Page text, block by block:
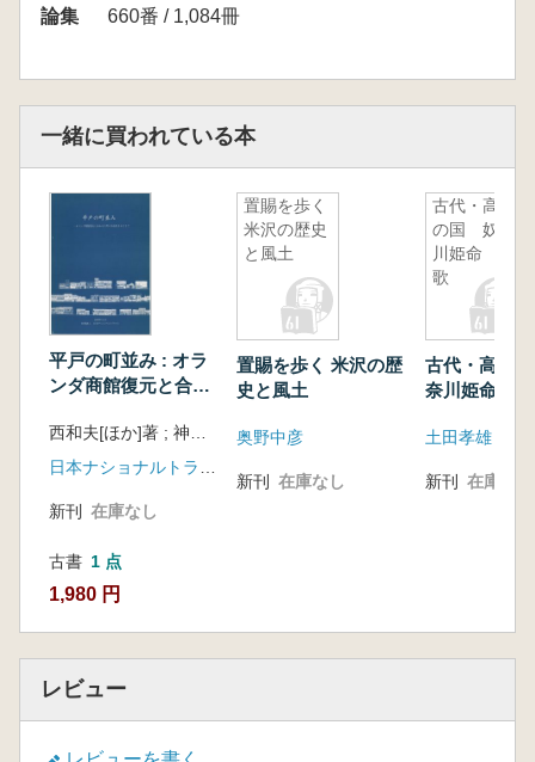
事例を通して(渡辺信夫) 庄内藩西蝦夷地分領経
最上川上流における水運の一考察(鈴木勲)
長崎河岸研究覚書ー流路変遷と舟運との関連を
近世後期における清水河岸の一考察ー清水町・
古口町居前銭一件を中心に(大友義助)
明治初期における各種加工業の発達とその地域
的構造ー旧山形・置賜両県の場合を中心に(横
山昭男)
町方水帳の研究ー羽州酒田の場合(工藤定雄)
工藤定雄教授年譜・著述目録
論集 660番 / 1,084冊
一緒に買われている本
平戸の町並み : オラ
ンダ商館復元と合わ
ざして
西和夫[ほか]著 ; 神奈川大学建築史研究室, 西和夫研究室編
日本ナショナルトラスト
新刊 在庫なし
古書 1 点
1,980 円
置賜を歩く
米沢の歴史
と風土
置賜を歩く 米沢の歴
史と風土
奥野中彦
新刊 在庫なし
古代・高志
の国 奴奈
川姫命 讃
歌
古代・高志
奈川姫命 讃
土田孝雄
新刊 在庫なし
レビュー